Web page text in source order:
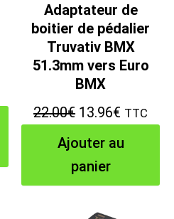
Adaptateur de
boitier de pédalier
Truvativ BMX
51.3mm vers Euro
BMX
22.00€ Le
prix
initial
était :
13.96€ Le
est :
TTC
Ajouter au
panier